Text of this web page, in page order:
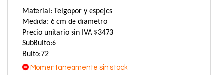
Material: Telgopor y espejos
Medida: 6 cm de diametro
Precio unitario sin IVA $3473
SubBulto:6
Bulto:72
Momentaneamente sin stock